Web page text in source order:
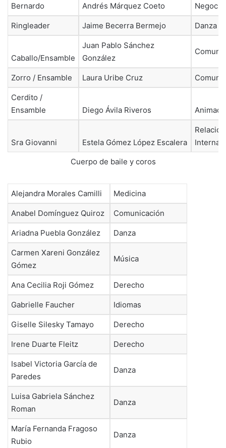
Bernardo Andrés Márquez Coeto
Ringleader Jaime Becerra Bermejo Danza
Caballo/Ensamble
Juan Pablo Sánchez
González
Zorro / Ensamble Laura Uribe Cruz
Cerdito /
Ensamble
Diego Ávila Riveros
Sra Giovanni Estela Gómez López Escalera
Cuerpo de baile y coros
Alejandra Morales Camilli Medicina
Anabel Domínguez Quiroz Comunicación
Ariadna Puebla González Danza
Carmen Xareni González
Gómez
Música
Ana Cecilia Roji Gómez Derecho
Gabrielle Faucher Idiomas
Giselle Silesky Tamayo Derecho
Irene Duarte Fleitz Derecho
Isabel Victoria García de
Paredes
Danza
Luisa Gabriela Sánchez
Roman
Danza
María Fernanda Fragoso
Rubio
Danza